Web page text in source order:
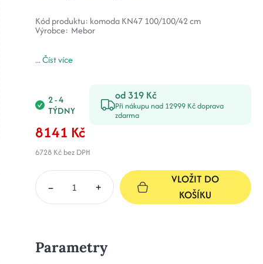
Kód produktu: komoda KN47 100/100/42 cm
Výrobce: Mebor
...Číst více
2 - 4
TÝDNY
od 319 Kč
Při nákupu nad 12999 Kč doprava
zdarma
8141 Kč
6728 Kčbez DPH
– +
VLOŽIT DO
KOŠÍKU
Parametry